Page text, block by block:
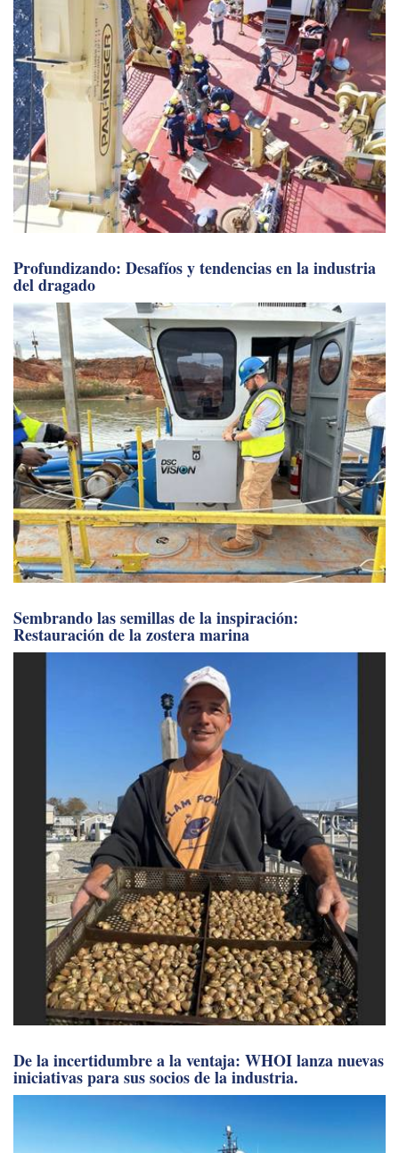
Profundizando: Desafíos y tendencias en la industria
del dragado
Sembrando las semillas de la inspiración:
Restauración de la zostera marina
De la incertidumbre a la ventaja: WHOI lanza nuevas
iniciativas para sus socios de la industria.